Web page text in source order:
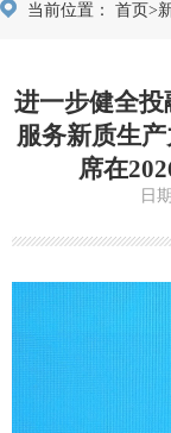
当前位置： 首页>
进一步健全
服务新质生
席在
日